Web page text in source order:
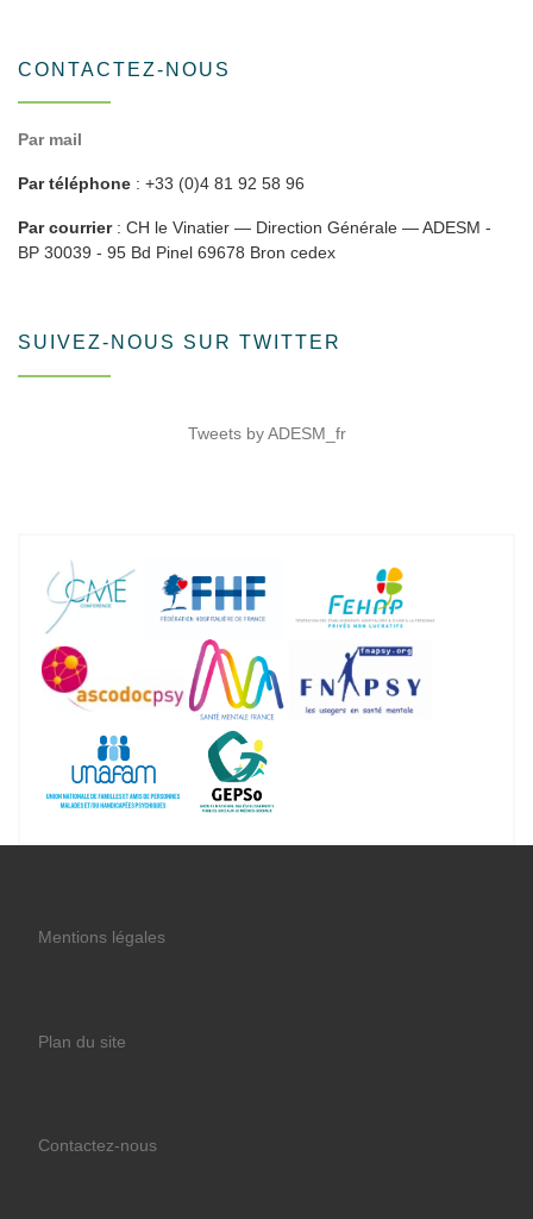
CONTACTEZ-NOUS
Par mail
Par téléphone : +33 (0)4 81 92 58 96
Par courrier: CH le Vinatier — Direction Générale — ADESM -
BP 30039 - 95 Bd Pinel 69678 Bron cedex
SUIVEZ-NOUS SUR TWITTER
Tweets by ADESM_fr
Mentions légales
Plan du site
Contactez-nous